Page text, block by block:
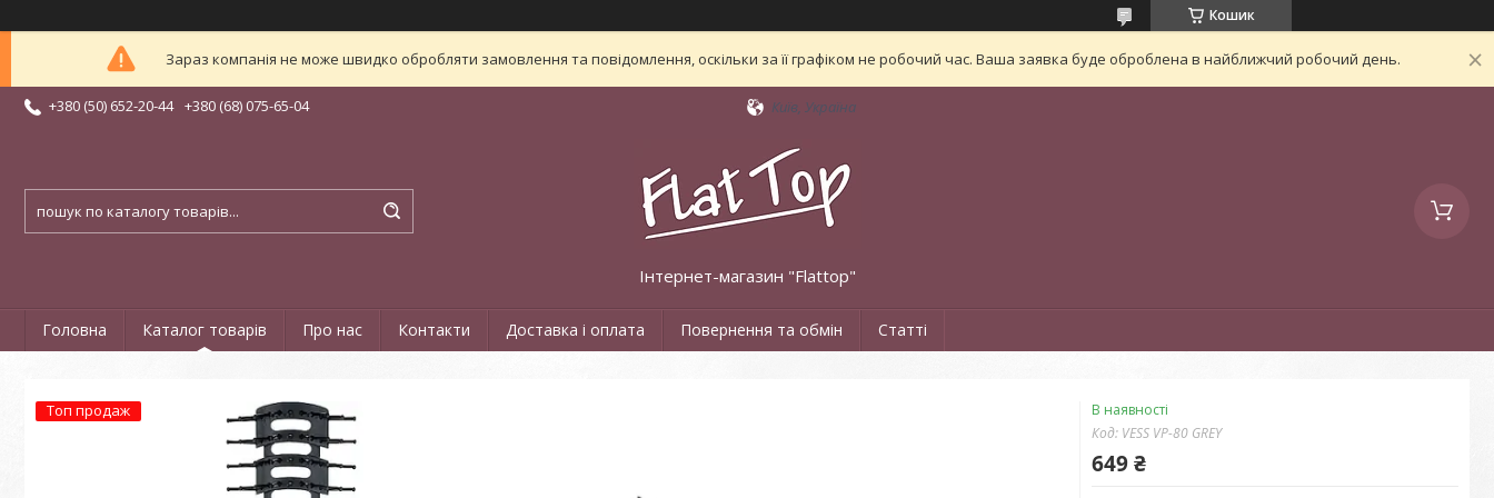
Кошик
Зараз компанія не може швидко обробляти замовлення та повідомлення, оскільки за її графіком не робочий час. Ваша заявка буде оброблена в найближчий робочий день.
+380 (50) 652-20-44 +380 (68) 075-65-04 Київ, Україна
Інтернет-магазин "Flattop"
Головна Каталог товарів Про нас Контакти Доставка і оплата Повернення та обмін Статті
Топ продаж
В наявності
Код: VESS VP-80 GREY
649 ₴